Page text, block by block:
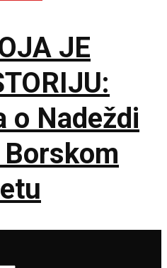
JE
o Nadeždi